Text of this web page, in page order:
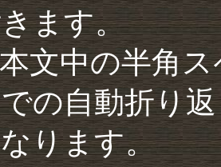
ます。
文中の半角
の自動折り
ります。